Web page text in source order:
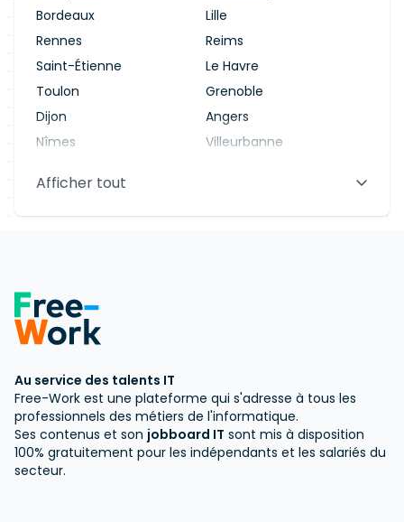
Bordeaux
Lille
Rennes
Reims
Saint-Étienne
Le Havre
Toulon
Grenoble
Dijon
Angers
Nîmes
Villeurbanne
Aix-en-Provence
Brest
Tours
Afficher tout
Au service des talents IT
Free-Work est une plateforme qui s'adresse à tous les
professionnels des métiers de l'informatique.
Ses contenus et son jobboard IT sont mis à disposition
100% gratuitement pour les indépendants et les salariés du
secteur.